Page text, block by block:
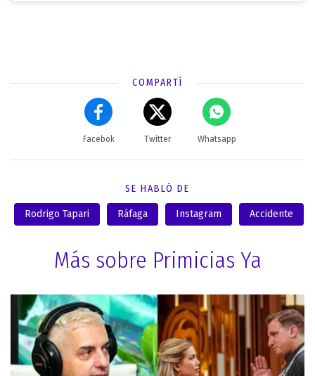
COMPARTÍ
Facebok Twitter Whatsapp
SE HABLÓ DE
Rodrigo Tapari Ráfaga Instagram Accidente
Más sobre Primicias Ya